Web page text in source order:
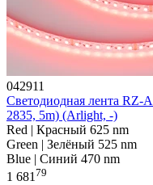
042911
Светодиодная лента RZ-
2835, 5m) (Arlight, -)
Red | Красный 625 nm
Green | Зелёный 525 nm
Blue | Синий 470 nm
1 68179